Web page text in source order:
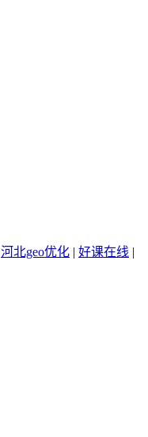
河北geo优化 | 好课在线 |